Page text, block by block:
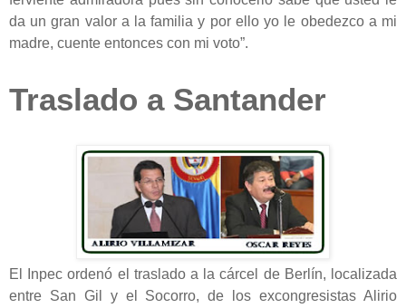
da un gran valor a la familia y por ello yo le obedezco a mi
madre, cuente entonces con mi voto”.
Traslado a Santander
El Inpec ordenó el traslado a la cárcel de Berlín, localizada
entre San Gil y el Socorro, de los excongresistas Alirio